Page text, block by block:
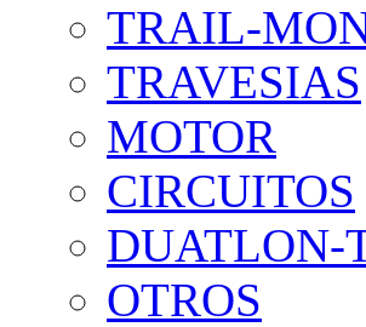
TRAIL-
TRAVESIAS
MOTOR
CIRCUITOS
DUATLON-
OTROS